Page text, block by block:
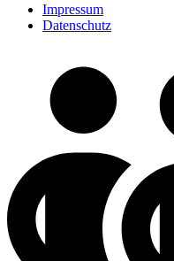
Impressum
Datenschutz